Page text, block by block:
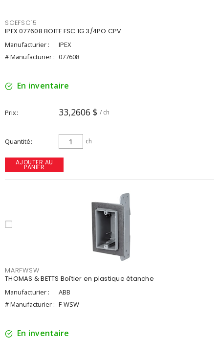
SCEFSC15
IPEX 077608 BOITE FSC 1G 3/4PO CPV
Manufacturier :
IPEX
# Manufacturier : 077608
En inventaire
Prix 33,2606 $ / ch
Quantité ch
AJOUTER AU
PANIER
MARFWSW
THOMAS & BETTS Boîtier en plastique étanche
Manufacturier :
ABB
# Manufacturier : F-WSW
En inventaire